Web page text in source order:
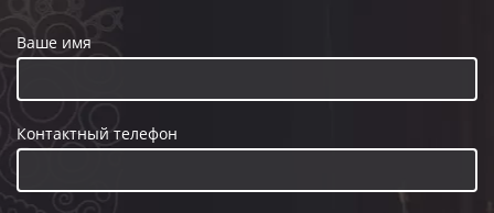
Ваше имя
Контактный телефон